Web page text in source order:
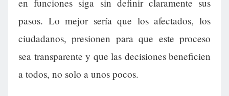
en funciones siga sin definir claramente sus
pasos. Lo mejor sería que los afectados, los
ciudadanos, presionen para que este proceso
sea transparente y que las decisiones beneficien
a todos, no solo a unos pocos.